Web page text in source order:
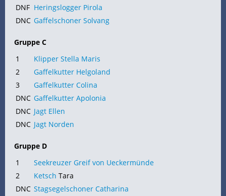
DNF Heringslogger Pirola
DNC Gaffelschoner Solvang
Gruppe C
1
Klipper Stella Maris
2
Gaffelkutter Helgoland
3
Gaffelkutter Colina
DNC Gaffelkutter Apolonia
DNC Jagt Ellen
DNC Jagt Norden
Gruppe D
1
Seekreuzer Greif von Ueckermünde
2
Ketsch Tara
DNC Stagsegelschoner Catharina